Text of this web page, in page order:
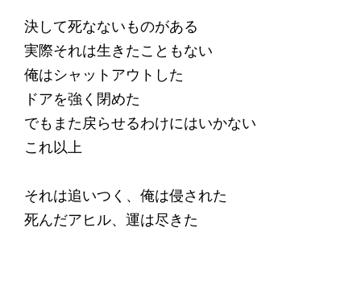
決して死なないものがある
実際それは生きたこともない
俺はシャットアウトした
ドアを強く閉めた
でもまた戻らせるわけにはいかない
これ以上
それは追いつく、俺は侵された
死んだアヒル、運は尽きた